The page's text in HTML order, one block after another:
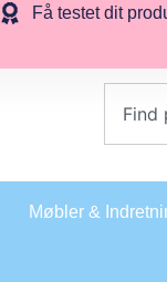
Få testet dit
Møbler &